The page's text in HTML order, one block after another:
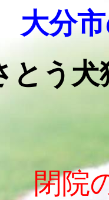
大分
とう犬
閉院